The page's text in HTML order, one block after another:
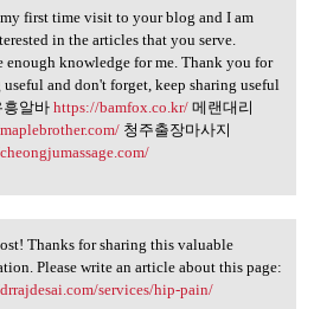
first time visit
first time visit to your blog and I am
in the articles that you serve.
enough knowledge for me. Thank you for
useful and don't forget, keep sharing useful
알바 https://bamfox.co.kr/메랜대리
청주출장마사지
Thanks for
Thanks for sharing this valuable
Please write an article about this page:
services/hip-pain/